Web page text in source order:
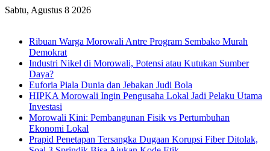
Sabtu, Agustus 8 2026
Ribuan Warga Morowali Antre Program Sembako Murah
Demokrat
Industri Nikel di Morowali, Potensi atau Kutukan Sumber
Daya?
Euforia Piala Dunia dan Jebakan Judi Bola
HIPKA Morowali Ingin Pengusaha Lokal Jadi Pelaku Utama
Investasi
Morowali Kini: Pembangunan Fisik vs Pertumbuhan
Ekonomi Lokal
Prapid Penetapan Tersangka Dugaan Korupsi Fiber Ditolak,